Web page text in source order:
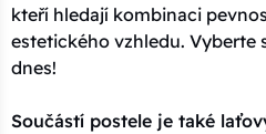
kteří hledají kombinaci
estetického vzhledu. Vyberte
dnes!
Součástí postele je také